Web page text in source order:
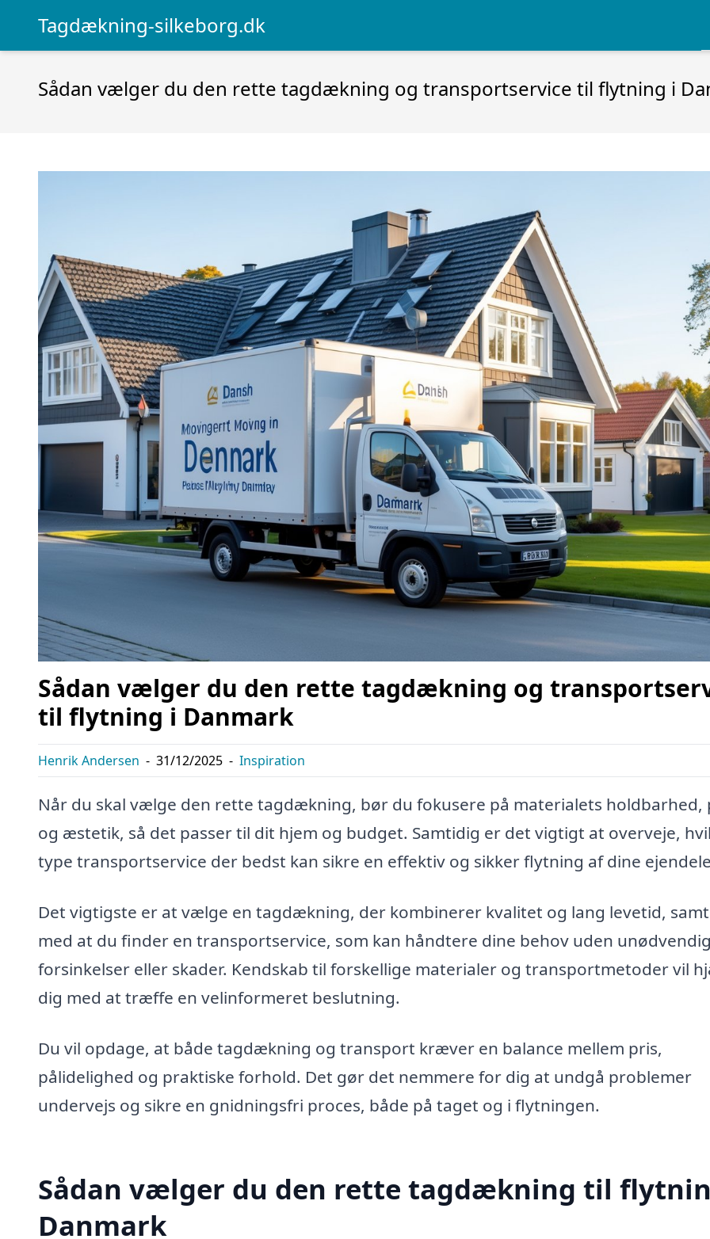
Tagdækning-silkeborg.dk
Sådan vælger du den rette tagdækning og transportservice til flytning i
Sådan vælger du den rette tagdækning og
til flytning i Danmark
Henrik Andersen - 31/12/2025 - Inspiration
Når du skal vælge den rette tagdækning, bør du fokusere på materialets holdbarhed,
og æstetik, så det passer til dit hjem og budget. Samtidig er det vigtigt at overveje,
type transportservice der bedst kan sikre en effektiv og sikker flytning af dine
Det vigtigste er at vælge en tagdækning, der kombinerer kvalitet og lang levetid,
med at du finder en transportservice, som kan håndtere dine behov uden
forsinkelser eller skader. Kendskab til forskellige materialer og transportmetoder vil
dig med at træffe en velinformeret beslutning.
Du vil opdage, at både tagdækning og transport kræver en balance mellem pris,
pålidelighed og praktiske forhold. Det gør det nemmere for dig at undgå problemer
undervejs og sikre en gnidningsfri proces, både på taget og i flytningen.
Sådan vælger du den rette tagdækning til
Danmark